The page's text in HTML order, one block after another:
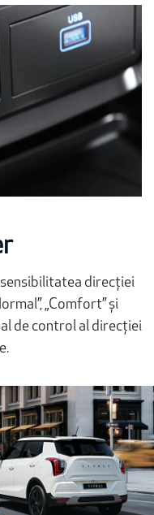
direcției
„Comfort” și
de control al direcției